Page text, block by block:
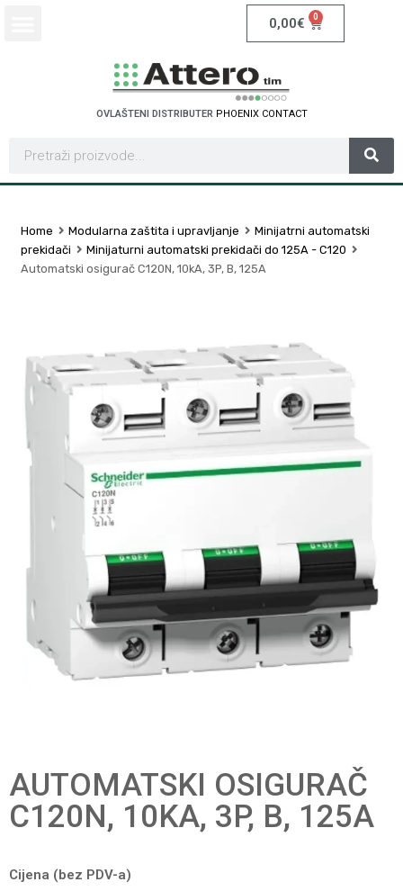
0,00€ 0
OVLAŠTENI DISTRIBUTER PHOENIX CONTACT
Home Modularna zaštita i upravljanje
Minijatrni automatski
prekidači
Minijaturni automatski prekidači do 125A - C120
Automatski osigurač C120N, 10kA, 3P, B, 125A
AUTOMATSKI OSIGURAČ
C120N, 10KA, 3P, B, 125A
Cijena (bez PDV-a)